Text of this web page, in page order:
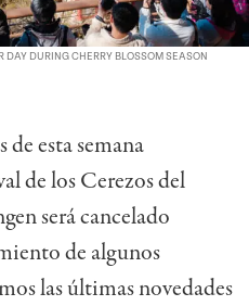
DURING CHERRY BLOSSOM SEASON
esta semana
de los Cerezos del
será cancelado
de algunos
las últimas novedades